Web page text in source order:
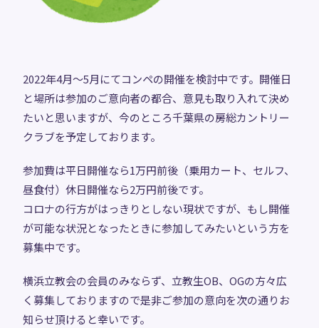
2022年4月～5月にてコンペの開催を検討中です。開催日
と場所は参加のご意向者の都合、意見も取り入れて決め
たいと思いますが、今のところ千葉県の房総カントリー
クラブを予定しております。
参加費は平日開催なら1万円前後（乗用カート、セルフ、
昼食付）休日開催なら2万円前後です。
コロナの行方がはっきりとしない現状ですが、もし開催
が可能な状況となったときに参加してみたいという方を
募集中です。
横浜立教会の会員のみならず、立教生OB、OGの方々広
く募集しておりますので是非ご参加の意向を次の通りお
知らせ頂けると幸いです。